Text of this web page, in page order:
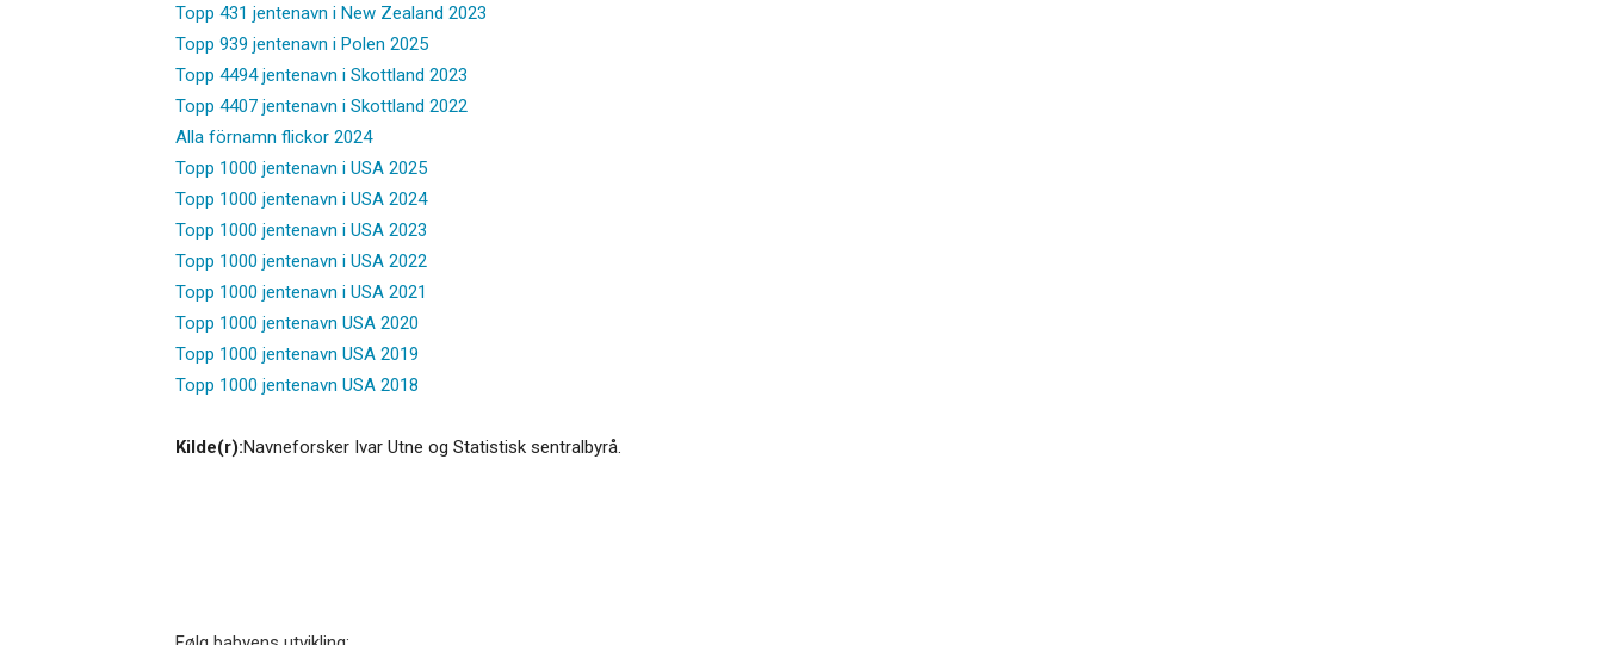
Topp 431 jentenavn i New Zealand 2023
Topp 939 jentenavn i Polen 2025
Topp 4494 jentenavn i Skottland 2023
Topp 4407 jentenavn i Skottland 2022
Alla förnamn flickor 2024
Topp 1000 jentenavn i USA 2025
Topp 1000 jentenavn i USA 2024
Topp 1000 jentenavn i USA 2023
Topp 1000 jentenavn i USA 2022
Topp 1000 jentenavn i USA 2021
Topp 1000 jentenavn USA 2020
Topp 1000 jentenavn USA 2019
Topp 1000 jentenavn USA 2018
Kilde(r):Navneforsker Ivar Utne og Statistisk sentralbyrå.